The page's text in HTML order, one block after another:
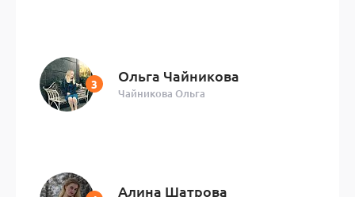
Ольга Чайникова
Чайникова Ольга
Алина Шатрова